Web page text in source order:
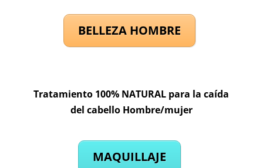
BELLEZA HOMBRE
Tratamiento 100% NATURAL para la caída
del cabello Hombre/mujer
MAQUILLAJE